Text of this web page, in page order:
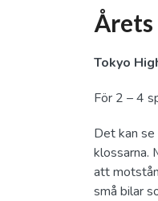
Årets
Tokyo
För 2 – 4
Det kan
klossarna.
att
små bilar